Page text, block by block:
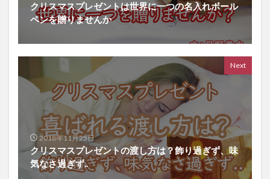
クリスマスプレゼントは世界に一つの名入れボール
ペンを贈りませんか
Next
2018年11月25日
クリスマスプレゼントの渡し方は？飾り過ぎず、味
気なさ過ぎず..